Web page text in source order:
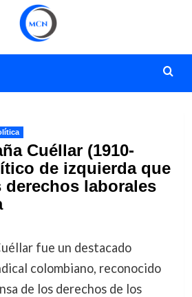
Cuéllar (1910-
de izquierda que
laborales
fue un destacado
colombiano, reconocido
de los derechos de los